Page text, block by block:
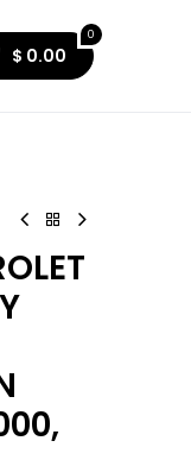
0
$ 0.00